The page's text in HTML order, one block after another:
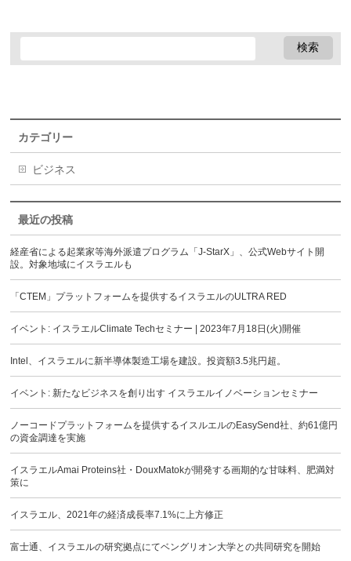
カテゴリー
ビジネス
最近の投稿
経産省による起業家等海外派遣プログラム「J-StarX」、公式Webサイト開
設。対象地域にイスラエルも
「CTEM」プラットフォームを提供するイスラエルのULTRA RED
イベント: イスラエルClimate Techセミナー | 2023年7月18日(火)開催
Intel、イスラエルに新半導体製造工場を建設。投資額3.5兆円超。
イベント: 新たなビジネスを創り出す イスラエルイノベーションセミナー
ノーコードプラットフォームを提供するイスルエルのEasySend社、約61億円
の資金調達を実施
イスラエルAmai Proteins社・DouxMatokが開発する画期的な甘味料、肥満対
策に
イスラエル、2021年の経済成長率7.1%に上方修正
富士通、イスラエルの研究拠点にてベングリオン大学との共同研究を開始